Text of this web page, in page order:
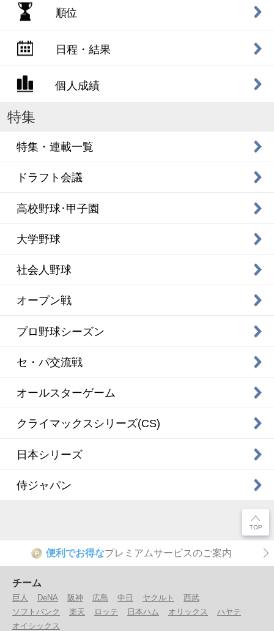
順位
日程・結果
個人成績
特集
特集・連載一覧
ドラフト会議
高校野球･甲子園
大学野球
社会人野球
オープン戦
プロ野球シーズン
セ・パ交流戦
オールスターゲーム
クライマックスシリーズ(CS)
日本シリーズ
侍ジャパン
P 便利でお得なプレミアムサービスのご案内
チーム
巨人 DeNA 阪神 広島 中日 ヤクルト
西武
ソフトバンク
楽天 ロッテ 日本ハム オリックス
ハヤテ
オイシックス